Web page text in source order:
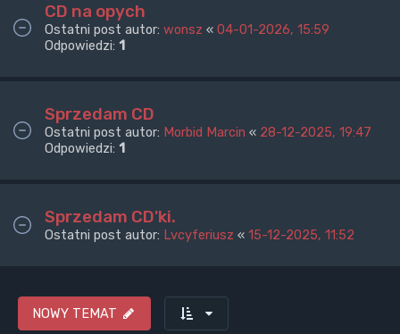
CD na opych
Ostatni post autor: wonsz « 04-01-2026, 15:59
Odpowiedzi: 1
Sprzedam CD
Ostatni post autor: Morbid Marcin « 28-12-2025, 19:47
Odpowiedzi: 1
Sprzedam CD'ki.
Ostatni post autor: Lvcyferiusz « 15-12-2025, 11:52
NOWY TEMAT